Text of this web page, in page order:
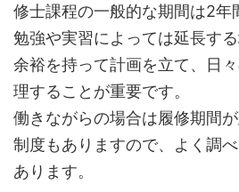
修士課程の一般的な期間は2年
勉強や実習によっては延長する
余裕を持って計画を立て、日
理することが重要です。
働きながらの場合は履修期間
制度もありますので、よく調
あります。